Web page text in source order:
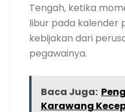
Tengah, ketika
libur pada kalender
kebijakan dari
pegawainya.
Baca Juga:
Karawang